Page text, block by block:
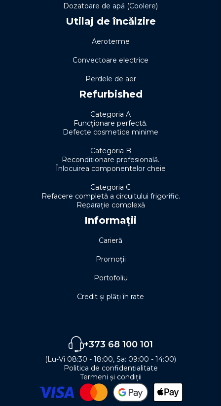
Dozatoare de apă (Coolere)
Utilaj de încălzire
Aeroterme
Convectoare electrice
Perdele de aer
Refurbished
Categoria A
Funcționare perfectă.
Defecte cosmetice minime
Categoria B
Recondiționare profesională.
Înlocuirea componentelor cheie
Categoria C
Refacere completă a circuitului frigorific.
Reparație complexă
Informații
Carieră
Promoții
Portofoliu
Credit și plăți în rate
+373 68 100 101
(Lu-Vi 08:30 - 18:00, Sa: 09:00 - 14:00)
Politica de confidențialitate
Termeni și condiții